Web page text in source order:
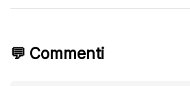
💬 Commenti